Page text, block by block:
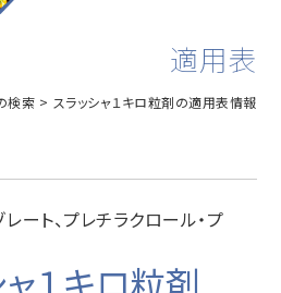
適用表
検索 スラッシャ１キロ粒剤の適用表情報
レート、プレチラクロール・プ
１キロ粒剤